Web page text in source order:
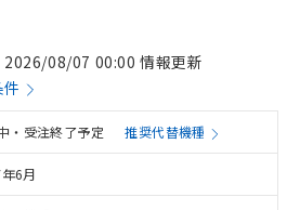
2026/08/07 00:00 情報更新
・受注終了予定 推奨代替機種
6月